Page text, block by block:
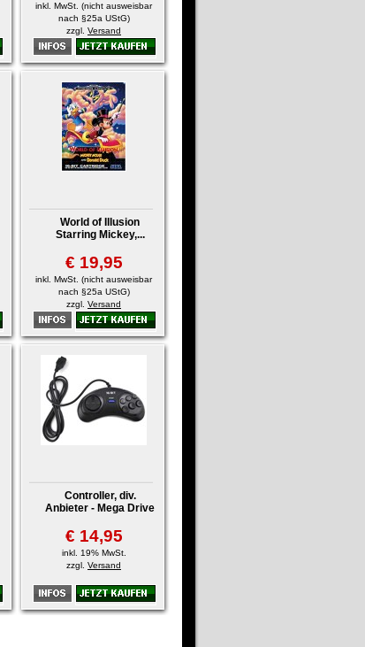
inkl. MwSt. (nicht ausweisbar
nach §25a UStG)
zzgl. Versand
World of Illusion
Starring Mickey,...
€ 19,95
inkl. MwSt. (nicht ausweisbar
nach §25a UStG)
zzgl. Versand
Controller, div.
Anbieter - Mega Drive
€ 14,95
inkl. 19% MwSt.
zzgl. Versand